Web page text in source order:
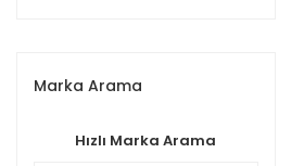
Marka Arama
Hızlı Marka Arama